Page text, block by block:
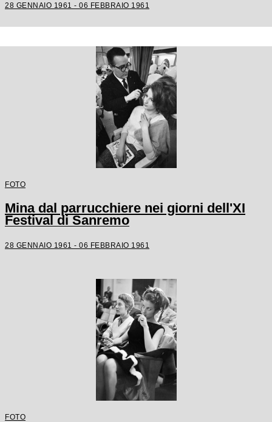
28 GENNAIO 1961 - 06 FEBBRAIO 1961
FOTO
Mina dal parrucchiere nei giorni dell'XI
Festival di Sanremo
28 GENNAIO 1961 - 06 FEBBRAIO 1961
FOTO